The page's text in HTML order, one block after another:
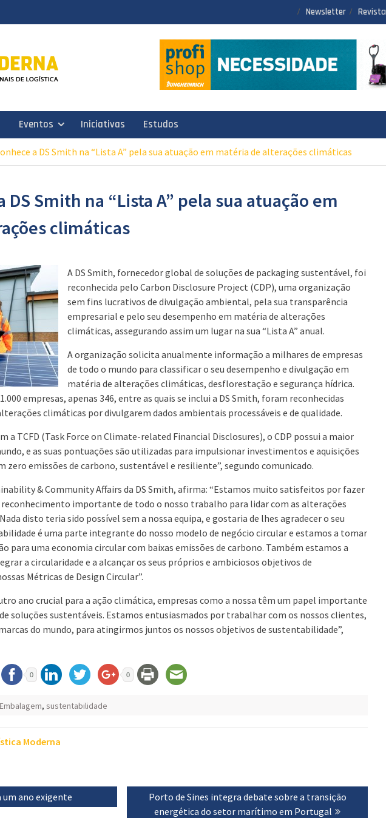
Newsletter Revista
Eventos Iniciativas Estudos
a DS Smith na “Lista A” pela sua atuação em matéria de alterações climáticas
DS Smith na “Lista A” pela sua atuação em
climáticas
A DS Smith, fornecedor global de soluções de packaging sustentável, foi
reconhecida pelo Carbon Disclosure Project (CDP), uma organização
sem fins lucrativos de divulgação ambiental, pela sua transparência
empresarial e pelo seu desempenho em matéria de alterações
climáticas, assegurando assim um lugar na sua “Lista A” anual.
A organização solicita anualmente informação a milhares de empresas
de todo o mundo para classificar o seu desempenho e divulgação em
matéria de alterações climáticas, desflorestação e segurança hídrica.
empresas, apenas 346, entre as quais se inclui a DS Smith, foram reconhecidas
climáticas por divulgarem dados ambientais processáveis e de qualidade.
a TCFD (Task Force on Climate-related Financial Disclosures), o CDP possui a maior
e as suas pontuações são utilizadas para impulsionar investimentos e aquisições
zero emissões de carbono, sustentável e resiliente”, segundo comunicado.
& Community Affairs da DS Smith, afirma: “Estamos muito satisfeitos por fazer
reconhecimento importante de todo o nosso trabalho para lidar com as alterações
disto teria sido possível sem a nossa equipa, e gostaria de lhes agradecer o seu
é uma parte integrante do nosso modelo de negócio circular e estamos a tomar
para uma economia circular com baixas emissões de carbono. Também estamos a
a circularidade e a alcançar os seus próprios e ambiciosos objetivos de
Métricas de Design Circular”.
ano crucial para a ação climática, empresas como a nossa têm um papel importante
soluções sustentáveis. Estamos entusiasmados por trabalhar com os nossos clientes,
do mundo, para atingirmos juntos os nossos objetivos de sustentabilidade”,
0 0
Embalagem, sustentabilidade
Moderna
um ano exigente
Next
post:
Porto de Sines integra debate sobre a transição
energética do setor marítimo em Portugal